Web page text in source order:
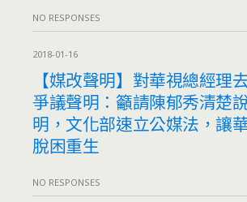
NO RESPONSES
2018-01-16
【媒改聲明】對華視總經理
爭議聲明：籲請陳郁秀清楚
明，文化部速立公媒法，讓
脫困重生
NO RESPONSES